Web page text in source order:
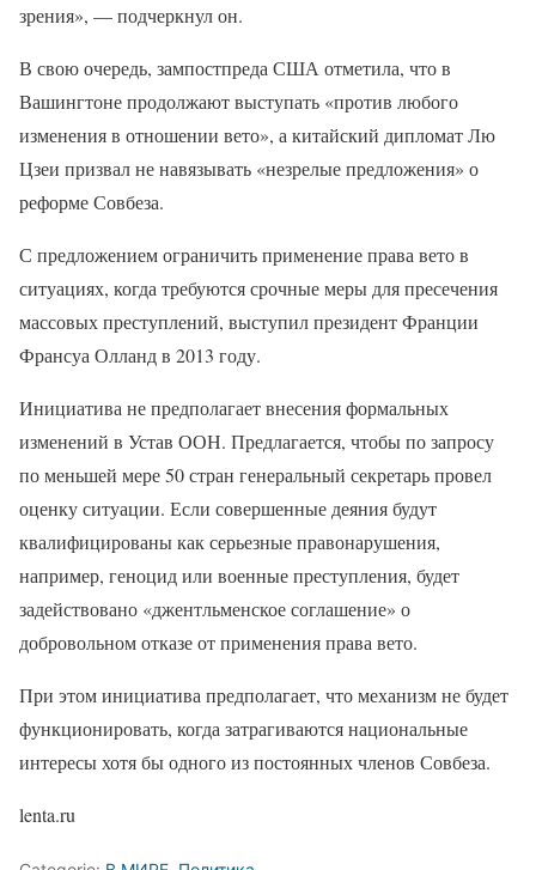
зрения», — подчеркнул он.
В свою очередь, зампостпреда США отметила, что в
Вашингтоне продолжают выступать «против любого
изменения в отношении вето», а китайский дипломат Лю
Цзеи призвал не навязывать «незрелые предложения» о
реформе Совбеза.
С предложением ограничить применение права вето в
ситуациях, когда требуются срочные меры для пресечения
массовых преступлений, выступил президент Франции
Франсуа Олланд в 2013 году.
Инициатива не предполагает внесения формальных
изменений в Устав ООН. Предлагается, чтобы по запросу
по меньшей мере 50 стран генеральный секретарь провел
оценку ситуации. Если совершенные деяния будут
квалифицированы как серьезные правонарушения,
например, геноцид или военные преступления, будет
задействовано «джентльменское соглашение» о
добровольном отказе от применения права вето.
При этом инициатива предполагает, что механизм не будет
функционировать, когда затрагиваются национальные
интересы хотя бы одного из постоянных членов Совбеза.
lenta.ru